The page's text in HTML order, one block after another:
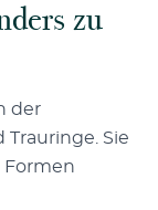
zu
der
Sie